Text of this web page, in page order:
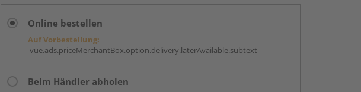
Online bestellen
Auf Vorbestellung:
vue.ads.priceMerchantBox.option.delivery.laterAvailable.subtext
Beim Händler abholen